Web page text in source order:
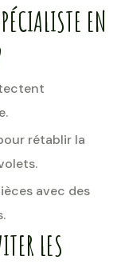
EN
rétablir la
avec des
LES